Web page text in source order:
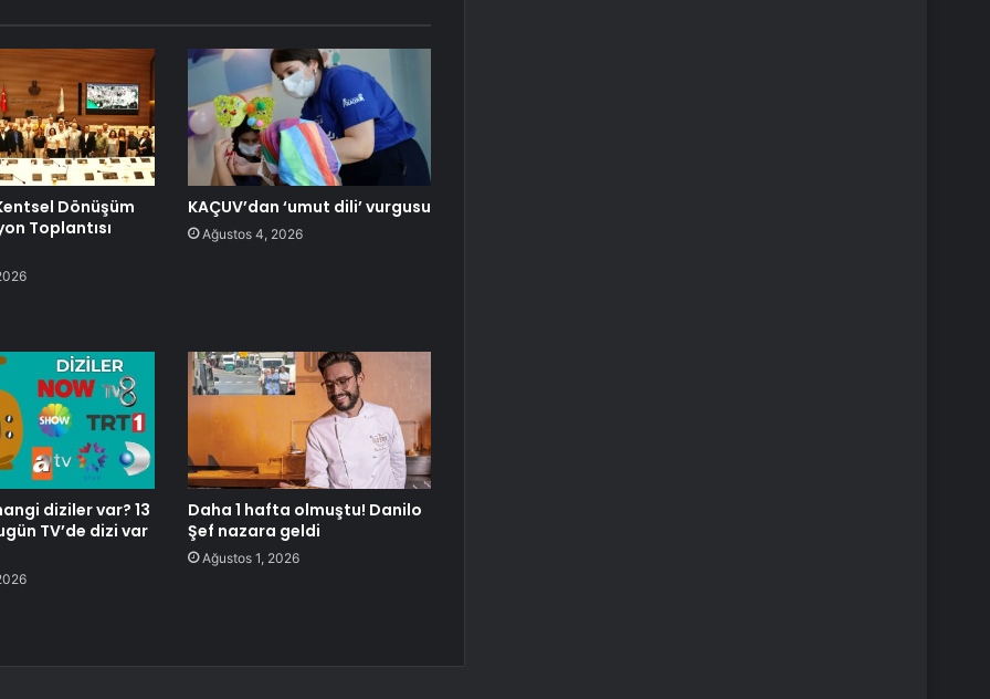
Dönüşüm
Toplantısı
KAÇUV’dan ‘umut dili’ vurgusu
Ağustos 4, 2026
diziler var? 13
TV’de dizi var
Daha 1 hafta olmuştu! Danilo
Şef nazara geldi
Ağustos 1, 2026